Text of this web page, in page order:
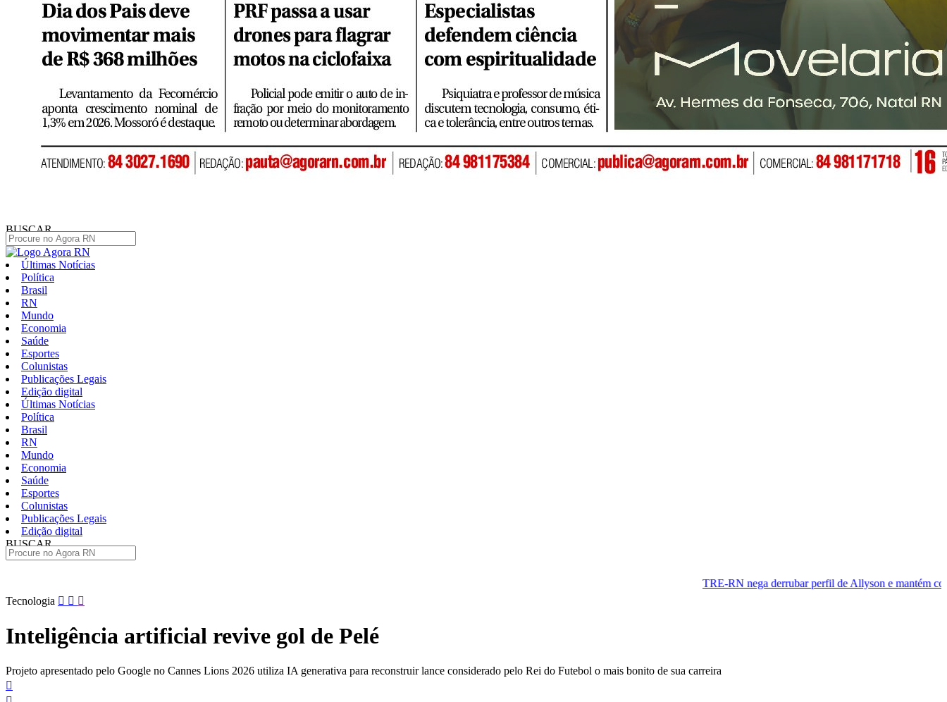
BUSCAR
Últimas Notícias
Política
Brasil
RN
Mundo
Economia
Saúde
Esportes
Colunistas
Publicações Legais
Edição digital
Últimas Notícias
Política
Brasil
RN
Mundo
Economia
Saúde
Esportes
Colunistas
Publicações Legais
Edição digital
BUSCAR
TRE-RN nega derrubar perfil de Allyson e mantém cobertura da
Pular
conteúdo
Tecnologia
Inteligência artificial revive gol de Pelé
Projeto apresentado pelo Google no Cannes Lions 2026 utiliza IA generativa para reconstruir lance considerado pelo Rei do Futebol o mais bonito de sua carreira